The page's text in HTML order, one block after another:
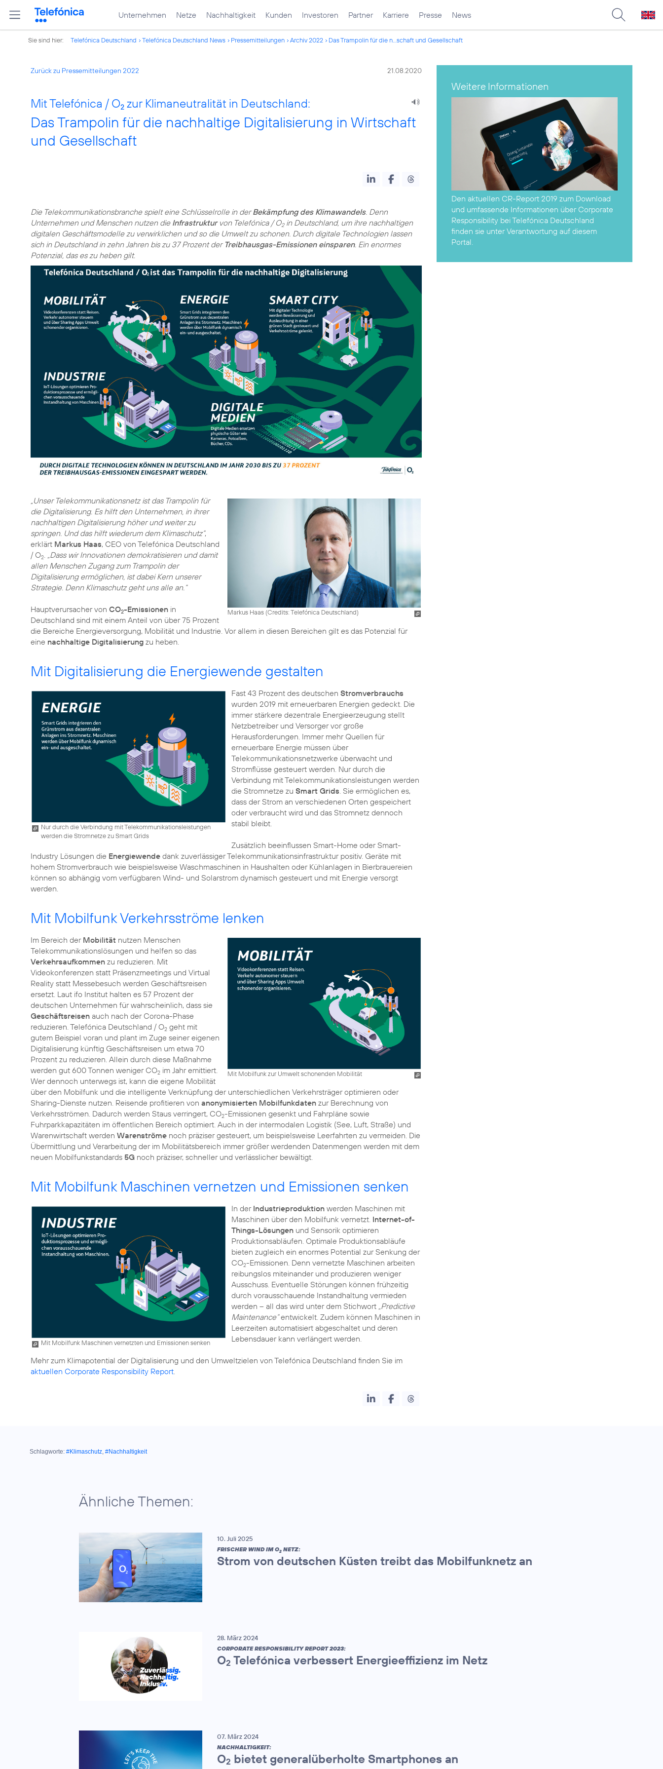
Unternehmen Netze Nachhaltigkeit Kunden Investoren Partner Karriere Presse News
Sie sind hier: Telefónica Deutschland Telefónica Deutschland News Pressemitteilungen Archiv 2022 Das Trampolin für die n...schaft und Gesellschaft
Zurück zu Pressemitteilungen 2022 21.08.2020
Mit Telefónica / O2 zur Klimaneutralität in Deutschland:
Das Trampolin für die nachhaltige Digitalisierung in Wirtschaft
und Gesellschaft
Die Telekommunikationsbranche spielt eine Schlüsselrolle in derBekämpfung des Klimawandels. Denn
Unternehmen und Menschen nutzen die Infrastrukturvon Telefónica / O2in Deutschland, um ihre nachhaltigen
digitalen Geschäftsmodelle zu verwirklichen und so die Umwelt zu schonen. Durch digitale Technologien lassen
sich in Deutschland in zehn Jahren bis zu 37 Prozent der Treibhausgas-Emissionen einsparen. Ein enormes
Potenzial, das es zu heben gilt.
Markus Haas (Credits: Telefónica Deutschland)
„Unser Telekommunikationsnetz ist das Trampolin für
die Digitalisierung. Es hilft den Unternehmen, in ihrer
nachhaltigen Digitalisierung höher und weiter zu
springen. Und das hilft wiederum dem Klimaschutz“,
erklärt Markus Haas, CEO von Telefónica Deutschland
/ O2. „Dass wir Innovationen demokratisieren und damit
allen Menschen Zugang zum Trampolin der
Digitalisierung ermöglichen, ist dabei Kern unserer
Strategie. Denn Klimaschutz geht uns alle an.“
Hauptverursacher von CO2-Emissionen in
Deutschland sind mit einem Anteil von über 75 Prozent
die Bereiche Energieversorgung, Mobilität und Industrie. Vor allem in diesen Bereichen gilt es das Potenzial für
eine nachhaltige Digitalisierung
Mit Digitalisierung die Energiewende gestalten
Nur durch die Verbindung mit Telekommunikationsleistungen
werden die Stromnetze zu Smart Grids
Fast 43 Prozent des deutschen Stromverbrauchs
wurden 2019 mit erneuerbaren Energien gedeckt. Die
immer stärkere dezentrale Energieerzeugung stellt
Netzbetreiber und Versorger vor große
Herausforderungen. Immer mehr Quellen für
erneuerbare Energie müssen über
Telekommunikationsnetzwerke überwacht und
Stromflüsse gesteuert werden. Nur durch die
Verbindung mit Telekommunikationsleistungen werden
die Stromnetze zu Smart Grids. Sie ermöglichen es,
dass der Strom an verschiedenen Orten gespeichert
oder verbraucht wird und das Stromnetz dennoch
stabil bleibt.
Zusätzlich beeinflussen Smart-Home oder Smart-
Industry Lösungen die Energiewende dank zuverlässiger Telekommunikationsinfrastruktur positiv. Geräte mit
hohem Stromverbrauch wie beispielsweise Waschmaschinen in Haushalten oder Kühlanlagen in Bierbrauereien
können so abhängig vom verfügbaren Wind- und Solarstrom dynamisch gesteuert und mit Energie versorgt
werden.
Mit Mobilfunk Verkehrsströme lenken
Mit Mobilfunk zur Umwelt schonenden Mobilität
Im Bereich derMobilität nutzen Menschen
Telekommunikationslösungen und helfen so das
Verkehrsaufkommen zu reduzieren. Mit
Videokonferenzen statt Präsenzmeetings und Virtual
Reality statt Messebesuch werden Geschäftsreisen
ersetzt. Laut ifo Institut halten es 57 Prozent der
deutschen Unternehmen für wahrscheinlich, dass sie
Geschäftsreisen auch nach der Corona-Phase
reduzieren. Telefónica Deutschland / O2 geht mit
gutem Beispiel voran und plant im Zuge seiner eigenen
Digitalisierung künftig Geschäftsreisen um etwa 70
Prozent zu reduzieren. Allein durch diese Maßnahme
werden gut 600 Tonnen weniger CO2 im Jahr emittiert.
Wer dennoch unterwegs ist, kann die eigene Mobilität
über den Mobilfunk und die intelligente Verknüpfung der unterschiedlichen Verkehrsträger optimieren oder
Sharing-Dienste nutzen. Reisende profitieren von anonymisierten Mobilfunkdaten zur Berechnung von
Verkehrsströmen. Dadurch werden Staus verringert, CO2-Emissionen gesenkt und Fahrpläne sowie
Fuhrparkkapazitäten im öffentlichen Bereich optimiert. Auch in der intermodalen Logistik (See, Luft, Straße) und
Warenwirtschaft werden Warenströme noch präziser gesteuert, um beispielsweise Leerfahrten zu vermeiden. Die
Übermittlung und Verarbeitung der im Mobilitätsbereich immer größer werdenden Datenmengen werden mit dem
neuen Mobilfunkstandards 5G noch präziser, schneller und verlässlicher bewältigt.
Mit Mobilfunk Maschinen vernetzen und Emissionen senken
Mit Mobilfunk Maschinen vernetzten und Emissionen senken
In der Industrieproduktionwerden Maschinen mit
Maschinen über den Mobilfunk vernetzt. Internet-of-
Things-Lösungenund Sensorik optimieren
Produktionsabläufen. Optimale Produktionsabläufe
bieten zugleich ein enormes Potential zur Senkung der
CO2-Emissionen. Denn vernetzte Maschinen arbeiten
reibungslos miteinander und produzieren weniger
Ausschuss. Eventuelle Störungen können frühzeitig
durch vorausschauende Instandhaltung vermieden
werden – all das wird unter dem Stichwort „Predictive
Maintenance“entwickelt. Zudem können Maschinen in
Leerzeiten automatisiert abgeschaltet und deren
Lebensdauer kann verlängert werden.
Mehr zum Klimapotential der Digitalisierung und den Umweltzielen von Telefónica Deutschland finden Sie im
aktuellen Corporate Responsibility Report.
Weitere Informationen
Den aktuellen CR-Report 2019 zum Download
und umfassende Informationen über Corporate
Responsibility bei Telefónica Deutschland
finden sie unterVerantwortung auf diesem
Portal.
Schlagworte: #Klimaschutz, #Nachhaltigkeit
Ähnliche Themen:
10. Juli 2025
FRISCHER WIND IM O2 NETZ:
Strom von deutschen Küsten treibt das Mobilfunknetz an
28. März 2024
CORPORATE RESPONSIBILITY REPORT 2023:
O2 Telefónica verbessert Energieeffizienz im Netz
07. März 2024
NACHHALTIGKEIT:
O2 bietet generalüberholte Smartphones an